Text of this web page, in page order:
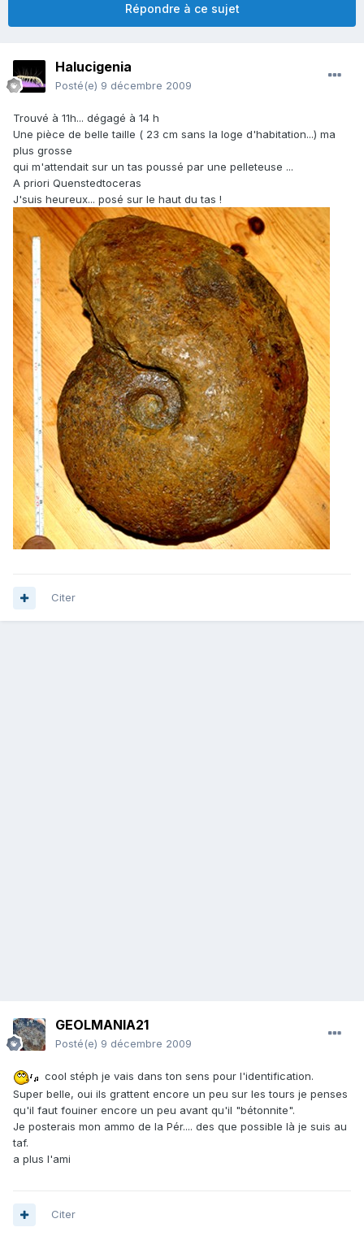
Répondre à ce sujet
Halucigenia
Posté(e) 9 décembre 2009
Trouvé à 11h... dégagé à 14 h
Une pièce de belle taille ( 23 cm sans la loge d'habitation...) ma
plus grosse
qui m'attendait sur un tas poussé par une pelleteuse ...
A priori Quenstedtoceras
J'suis heureux... posé sur le haut du tas !
Citer
GEOLMANIA21
Posté(e) 9 décembre 2009
cool stéph je vais dans ton sens pour l'identification.
Super belle, oui ils grattent encore un peu sur les tours je penses
qu'il faut fouiner encore un peu avant qu'il "bétonnite".
Je posterais mon ammo de la Pér.... des que possible là je suis au
taf.
a plus l'ami
Citer